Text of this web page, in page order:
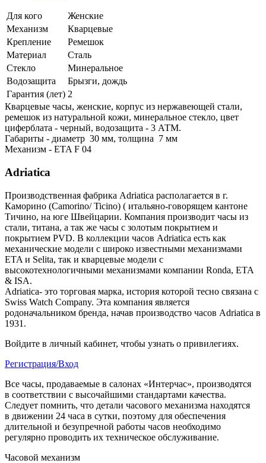
Для кого
Женские
Механизм
Кварцевые
Крепление
Ремешок
Материал
Сталь
Стекло
Минеральное
Водозащита
Брызги, дождь
Гарантия (лет) 2
Кварцевые часы, женские, корпус из нержавеющей стали,
ремешок из натуральной кожи, минеральное стекло, цвет
циферблата - черный, водозащита - 3 АТМ.
Габариты - диаметр 30 мм, толщина 7 мм
Механизм - ETA F 04
Adriatica
Производственная фабрика Adriatica располагается в г.
Каморино (Camorino/ Ticino) ( итальяно-говорящем кантоне
Тичино, на юге Швейцарии. Компания производит часы из
стали, титана, а так же часы с золотым покрытием и
покрытием PVD. В коллекции часов Adriatica есть как
механические модели с широко известными механизмами
ETA и Selita, так и кварцевые модели с
высокотехнологичными механизмами компании Ronda, ETA
& ISA.
Adriatica- это торговая марка, история которой тесно связана с
Swiss Watch Company. Эта компания является
родоначальником бренда, начав производство часов Adriatica в
1931.
Войдите в личный кабинет, чтобы узнать о привилегиях.
Регистрация/Вход
Все часы, продаваемые в салонах «Интерчас», производятся
в соответствии с высочайшими стандартами качества.
Следует помнить, что детали часового механизма находятся
в движении 24 часа в сутки, поэтому для обеспечения
длительной и безупречной работы часов необходимо
регулярно проводить их техническое обслуживание.
Часовой механизм